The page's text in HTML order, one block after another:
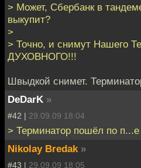
> Может, Сбербанк в
выкупит?
>
> Точно, и снимут Нашего
ДУХОВНОГО!!!
Швыдкой снимет.
DeDarK »
#42 | 29.09.09 18:04
> Терминатор пошёл по п...е
Nikolay Bredak »
#43 | 29.09.09 18:05